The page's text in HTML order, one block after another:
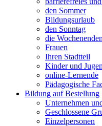
den Sommer
Bildungsurlaub
den Sonntag
die Wochenenden
Frauen
Ihren Stadtteil
Kinder und
online-Lernende
Pädagogische
Bildung auf Bestellung
Unternehmen
Geschlossene
Einzelpersonen